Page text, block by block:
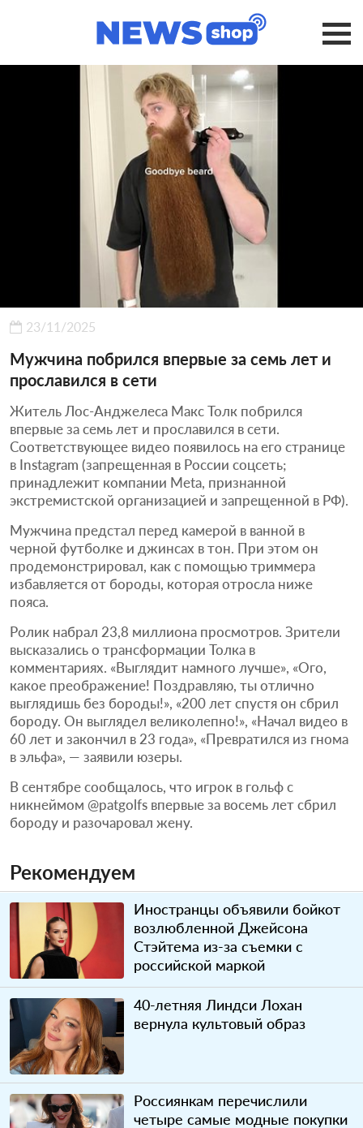
23/11/2025
Мужчина побрился впервые за семь лет и
прославился в сети
Житель Лос-Анджелеса Макс Толк побрился
впервые за семь лет и прославился в сети.
Соответствующее видео появилось на его странице
в Instagram (запрещенная в России соцсеть;
принадлежит компании Meta, признанной
экстремистской организацией и запрещенной в РФ).
Мужчина предстал перед камерой в ванной в
черной футболке и джинсах в тон. При этом он
продемонстрировал, как с помощью триммера
избавляется от бороды, которая отросла ниже
пояса.
Ролик набрал 23,8 миллиона просмотров. Зрители
высказались о трансформации Толка в
комментариях. «Выглядит намного лучше», «Ого,
какое преображение! Поздравляю, ты отлично
выглядишь без бороды!», «200 лет спустя он сбрил
бороду. Он выглядел великолепно!», «Начал видео в
60 лет и закончил в 23 года», «Превратился из гнома
в эльфа», — заявили юзеры.
В сентябре сообщалось, что игрок в гольф с
никнеймом @patgolfs впервые за восемь лет сбрил
бороду и разочаровал жену.
Рекомендуем
Иностранцы объявили бойкот
возлюбленной Джейсона
Стэйтема из-за съемки с
российской маркой
40-летняя Линдси Лохан
вернула культовый образ
Россиянкам перечислили
четыре самые модные покупки